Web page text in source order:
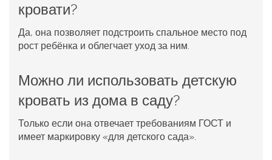
кровати?
Да, она позволяет подстроить спальное место под
рост ребёнка и облегчает уход за ним.
Можно ли использовать детскую
кровать из дома в саду?
Только если она отвечает требованиям ГОСТ и
имеет маркировку «для детского сада».